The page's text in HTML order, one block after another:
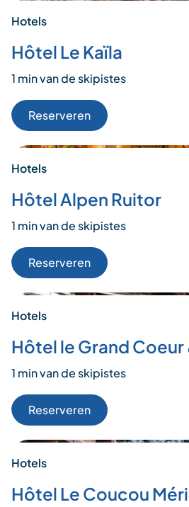
Hotels
Hôtel Le Kaïla
1 min van de skipistes
Reserveren
Hotels
Hôtel Alpen Ruitor
1 min van de skipistes
Reserveren
Hotels
Hôtel le Grand Coeur
1 min van de skipistes
Reserveren
Hotels
Hôtel Le Coucou